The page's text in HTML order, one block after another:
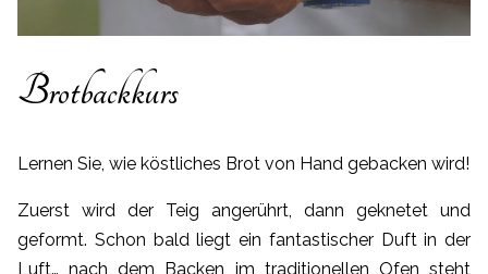
Brotbackkurs
Lernen Sie, wie köstliches Brot von Hand gebacken wird!
Zuerst wird der Teig angerührt, dann geknetet und
geformt. Schon bald liegt ein fantastischer Duft in der
Luft… nach dem Backen im traditionellen Ofen steht